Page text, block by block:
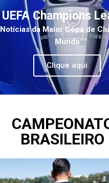
UEFA Champions
Notícias da Maior Copa de
Mundo
Clique aqui
BRASILEIRO